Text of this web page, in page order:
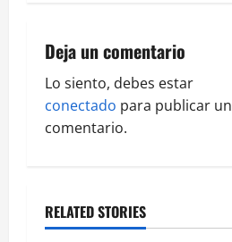
a
t
i
Deja un comentario
Lo siento, debes estar
conectado para publicar un
comentario.
RELATED STORIES